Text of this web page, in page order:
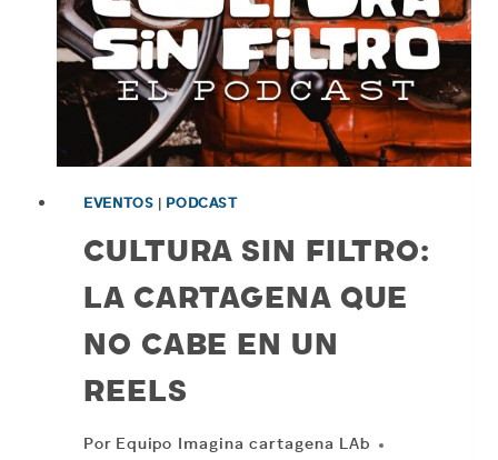
ROGELIO
FRANCO
EVENTOS PODCAST
CULTURA SIN FILTRO:
LA CARTAGENA QUE
NO CABE EN UN
REELS
Por Equipo Imagina cartagena LAb